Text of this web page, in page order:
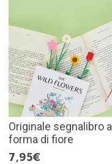
Originale segnalibro a
forma di fiore
7,95€